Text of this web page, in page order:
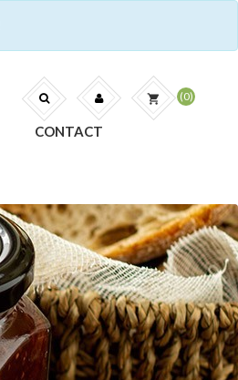
CONTACT
shopping_cart (0)